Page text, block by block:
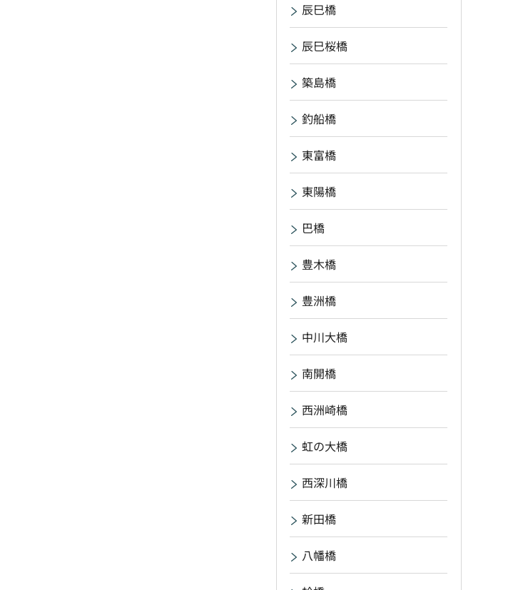
辰巳橋
辰巳桜橋
築島橋
釣船橋
東富橋
東陽橋
巴橋
豊木橋
豊洲橋
中川大橋
南開橋
西洲崎橋
虹の大橋
西深川橋
新田橋
八幡橋